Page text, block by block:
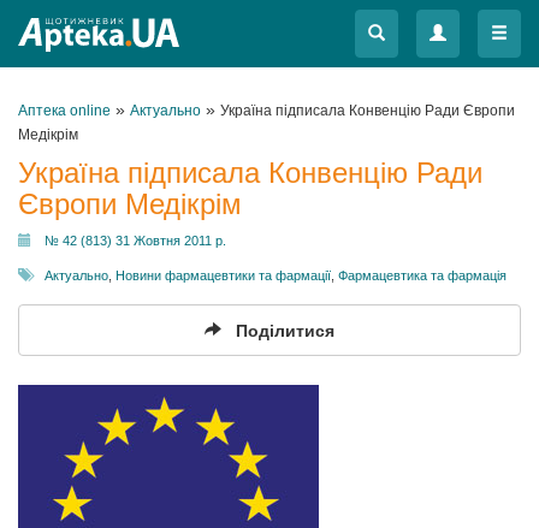
Меню
Меню
Аптека online » Актуально » Україна підписала Конвенцію Ради Європи
Медікрім
Україна підписала Конвенцію Ради
Європи Медікрім
№ 42 (813) 31 Жовтня 2011 р.
Актуально Новини фармацевтики та фармації Фармацевтика та фармація
Поділитися